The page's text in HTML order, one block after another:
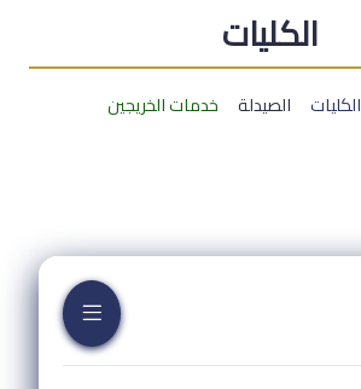
الكليات
الكليات الصيدلة خدمات الخريجين